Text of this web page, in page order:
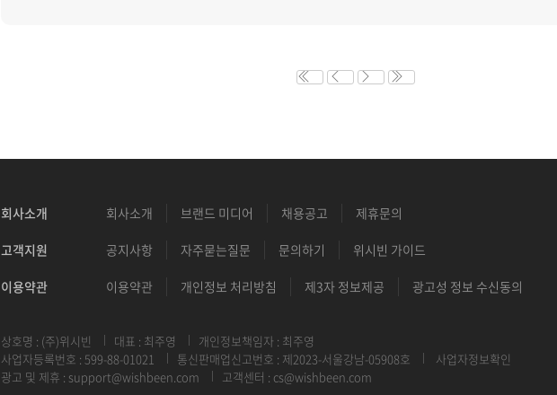
회사소개 회사소개 브랜드 미디어 채용공고 제휴문의
고객지원 공지사항 자주묻는질문 문의하기 위시빈 가이드
이용약관 이용약관 개인정보 처리방침 제3자 정보제공 광고성 정보 수신동의
상호명 : (주)위시빈 대표 : 최주영
개인정보책임자 : 최주영
사업자등록번호 : 599-88-01021
통신판매업신고번호 : 제2023-서울강남-05908호
사업자정보확인
광고 및 제휴 : support@wishbeen.com 고객센터 : cs@wishbeen.com